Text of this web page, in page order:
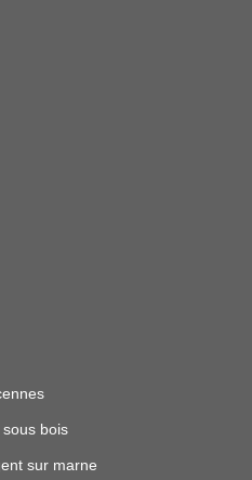
bois
sur marne